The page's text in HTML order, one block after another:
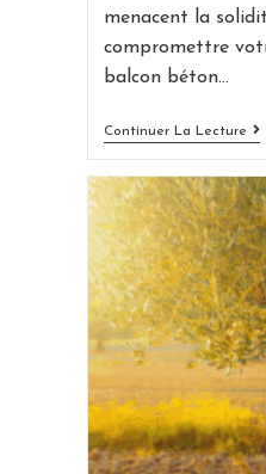
menacent la
compromettre
balcon béton…
Continuer La Lecture
: